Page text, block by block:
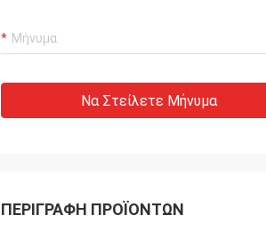
Να Στείλετε Μήνυμα
ΠΕΡΙΓΡΑΦΉ ΠΡΟΪΌΝΤΩΝ